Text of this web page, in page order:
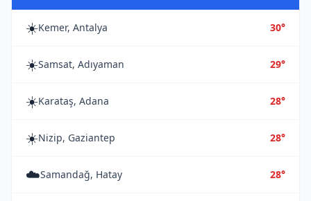
☀️Kemer, Antalya 30°
☀️Samsat, Adıyaman 29°
☀️Karataş, Adana 28°
☀️Nizip, Gaziantep 28°
☁️Samandağ, Hatay 28°